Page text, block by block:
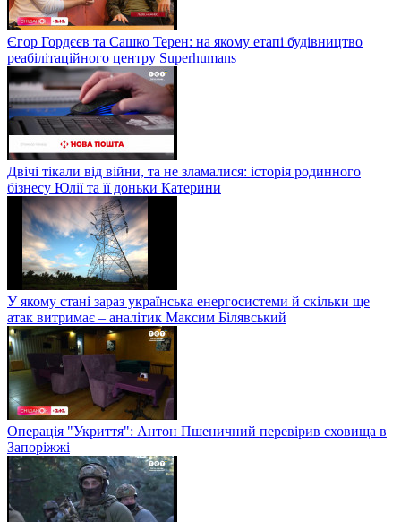
Єгор Гордєєв та Сашко Терен: на якому етапі будівництво
реабілітаційного центру Superhumans
Двічі тікали від війни, та не зламалися: історія родинного
бізнесу Юлії та її доньки Катерини
У якому стані зараз українська енергосистеми й скільки ще
атак витримає – аналітик Максим Білявський
Операція "Укриття": Антон Пшеничний перевірив сховища в
Запоріжжі